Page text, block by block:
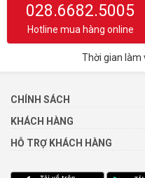
028.6682.5005
Hotline mua hàng online
Thời gian làm
CHÍNH SÁCH
KHÁCH HÀNG
HỖ TRỢ KHÁCH HÀNG